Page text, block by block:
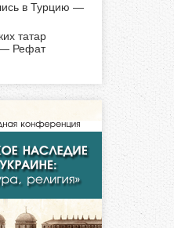
в Турцию —
татар
— Рефат